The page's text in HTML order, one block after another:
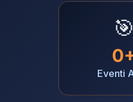
🎯
Eventi